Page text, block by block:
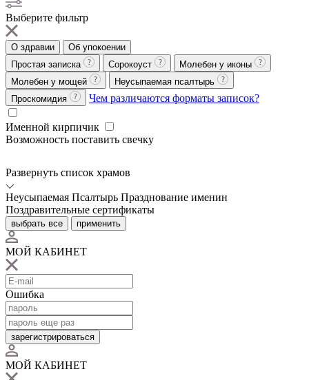
Выберите фильтр
О здравии
Об упокоении
Простая записка
Сорокоуст
Молебен у иконы
Молебен у мощей
Неусыпаемая псалтырь
Проскомидия
Чем различаются форматы записок?
Именной кирпичик
Возможность поставить свечку
Развернуть список храмов
Неусыпаемая Псалтырь Празднование именин
Поздравительные сертификаты
выбрать все применить
МОЙ КАБИНЕТ
Ошибка
зарегистрироваться
МОЙ КАБИНЕТ